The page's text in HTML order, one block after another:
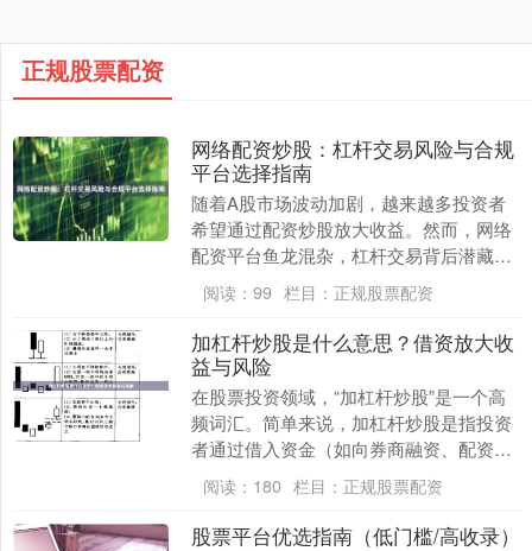
正规股票配资
网络配资炒股：杠杆交易风险与合规
平台选择指南
随着A股市场波动加剧，越来越多投资者
希望通过配资炒股放大收益。然而，网络
配资平台鱼龙混杂，杠杆交易背后潜藏巨
大风险。本文将从风险识别与合规平台选
择两个维度，为投....
阅读： 99 栏目： 正规股票配资
加杠杆炒股是什么意思？借资放大收
益与风险
在股票投资领域，“加杠杆炒股”是一个高
频词汇。简单来说，加杠杆炒股是指投资
者通过借入资金（如向券商融资、配资
等）来增加投资本金，从而放大潜在收益
的操作方式。核心....
阅读： 180 栏目： 正规股票配资
股票平台优选指南（低门槛/高收录）